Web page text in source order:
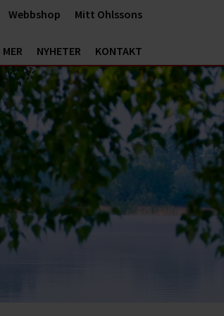
NYHETER KONTAKT
Webbshop Mitt Ohlssons